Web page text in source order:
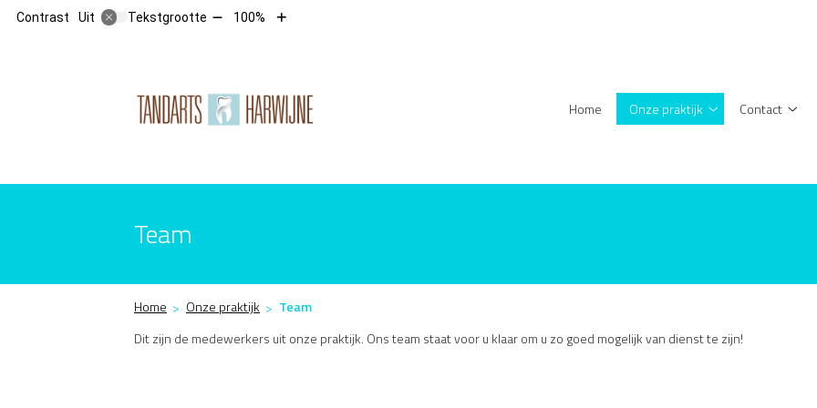
Contrast Uit Tekstgrootte Tekst100%
Tekst
Home
Onze praktijk
Onze
Contact
Team
Home Onze praktijk
Team
Dit zijn de medewerkers uit onze praktijk. Ons team staat voor u klaar om u zo goed mogelijk van dienst te zijn!